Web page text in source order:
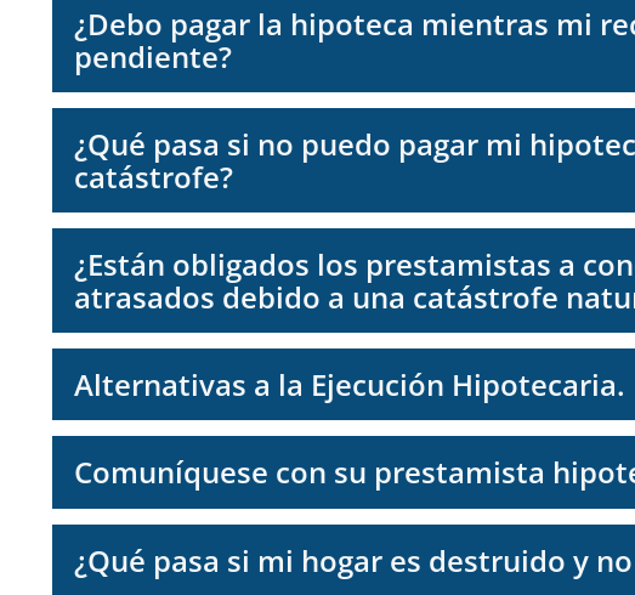
¿Debo pagar la hipoteca mientras mi
pendiente?
¿Qué pasa si no puedo pagar mi
catástrofe?
¿Están obligados los prestamistas a
atrasados ​​​​debido a una catástrofe
Alternativas a la Ejecución Hipotecaria.
Comuníquese con su prestamista
¿Qué pasa si mi hogar es destruido y